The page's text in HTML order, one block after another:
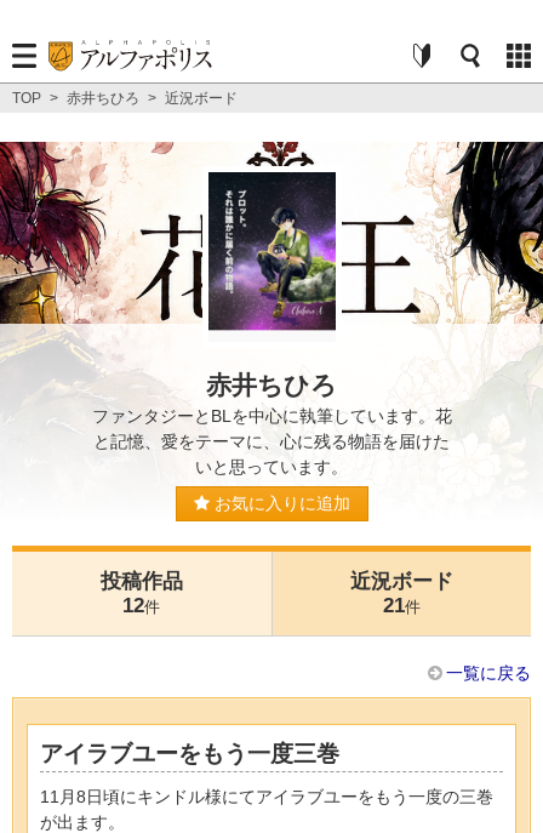
TOP > 赤井ちひろ > 近況ボード
赤井ちひろ
ファンタジーとBLを中心に執筆しています。花
と記憶、愛をテーマに、心に残る物語を届けた
いと思っています。
お気に入りに追加
投稿作品
12件
近況ボード
21件
一覧に戻る
アイラブユーをもう一度三巻
11月8日頃にキンドル様にてアイラブユーをもう一度の三巻
が出ます。